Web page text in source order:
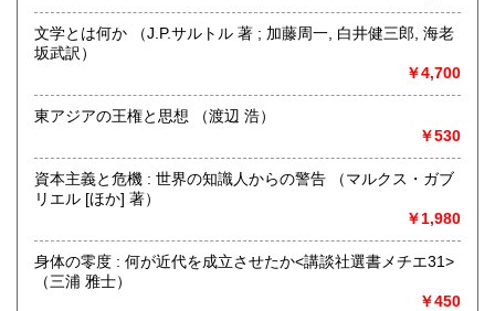
営業時間：9時から17時
定休日：年中無休
不死鳥BOOKSでは、書籍だけでなくCD、DVD、レコード、
ゲーム、おもちゃ、骨董品まであらゆるものの買い取りがで
にお問い合わせください。出張費は、無料です。
哲学宗教、歴史、社会科学、自然科学、美術工芸、趣味、外
国書、サブカルチャー、古書一般（その他）
オールジャンル
文学とは何か （J.P.サルトル 著 ; 加藤周一, 白井健三郎, 海老
坂武訳）
￥4,700
東アジアの王権と思想 （渡辺 浩）
￥530
資本主義と危機 : 世界の知識人からの警告 （マルクス・ガブ
リエル [ほか] 著）
￥1,980
身体の零度 : 何が近代を成立させたか<講談社選書メチエ31>
（三浦 雅士）
￥450